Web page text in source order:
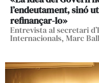
l’endeutament, sinó
refinançar-lo»
Entrevista al secretari
Internacionals, Marc